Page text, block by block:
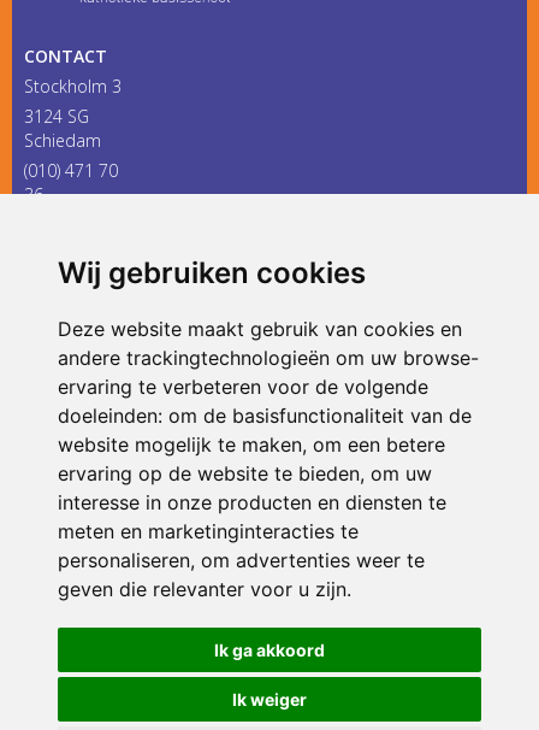
Wij gebruiken cookies
Deze website maakt gebruik van cookies en
andere trackingtechnologieën om uw browse-
ervaring te verbeteren voor de volgende
doeleinden: om de basisfunctionaliteit van de
website mogelijk te maken, om een betere
ervaring op de website te bieden, om uw
interesse in onze producten en diensten te
meten en marketinginteracties te
personaliseren, om advertenties weer te
geven die relevanter voor u zijn.
Ik ga akkoord
Ik weiger
CONTACT
Stockholm 3
3124 SG
Schiedam
(010) 471 70
36
ONDERDEEL VAN
© 2026 De Vlinder | Alle rechten voorbehouden
Privacy policy|Disclaimer| Klachtenregeling|RSIN en Anbi
voorkeuren
Crealisatie The MindOffice